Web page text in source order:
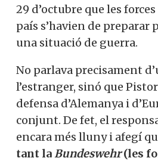
29 d’octubre que les
país s’havien de preparar
una situació de guerra.
No parlava precisament
l’estranger, sinó que
defensa d’Alemanya i
conjunt. De fet, el
encara més lluny i afegí
tant laBundeswehr(les